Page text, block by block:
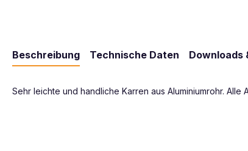
Beschreibung Technische Daten Downloads
Sehr leichte und handliche Karren aus Aluminiumrohr.